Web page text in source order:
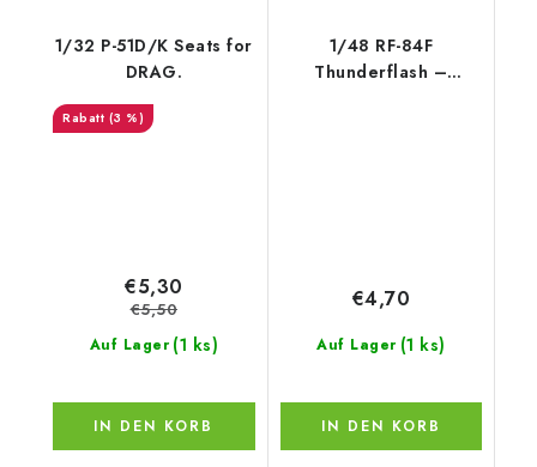
1/32 P-51D/K Seats for
DRAG.
(3 %)
Auf Lager (1 ks)
€5,30
€5,50
IN DEN KORB
1/48 RF-84F
Thunderflash –
Auf Lager (1 ks)
€4,70
IN DEN KORB